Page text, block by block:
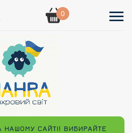
0
НАШОМУ САЙТІ! ВИБИРАЙТЕ